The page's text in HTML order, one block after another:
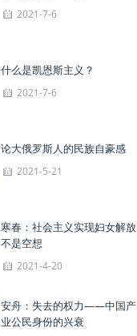
2021-7-6
什么是凯恩斯主义？
2021-7-6
论大俄罗斯人的民族自豪感
2021-5-21
寒春：社会主义实现妇女解放
不是空想
2021-4-20
安舟：失去的权力——中国产
业公民身份的兴衰